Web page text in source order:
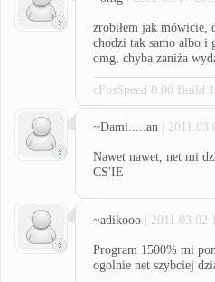
zrobiłem jak mówicie,
chodzi tak samo albo i
omg, chyba zaniża
cFosSpeed 8.00 Build
~Dami.....an |
Nawet nawet, net mi
CS'IE
~adikooo | 2011.03.02
Program 1500% mi
ogolnie net szybciej